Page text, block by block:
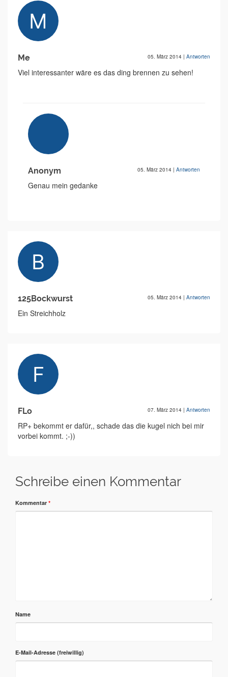
Me 05. März 2014 | Antworten
Viel interessanter wäre es das ding brennen zu sehen!
Anonym 05. März 2014 | Antworten
Genau mein gedanke
125Bockwurst 05. März 2014 | Antworten
Ein Streichholz
FLo 07. März 2014 | Antworten
RP+ bekommt er dafür,, schade das die kugel nich bei mir
vorbei kommt. ;-))
Schreibe einen Kommentar
Kommentar *
Name
E-Mail-Adresse